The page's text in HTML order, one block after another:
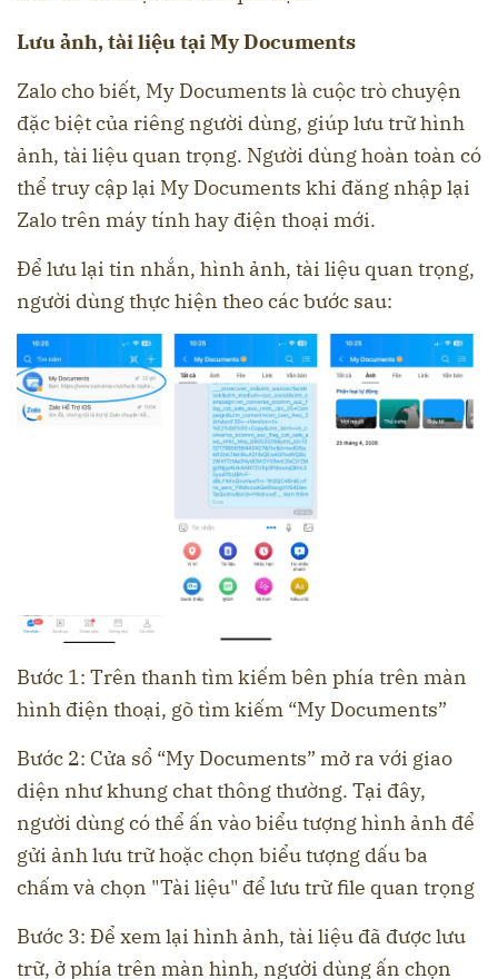
Lưu ảnh, tài liệu tại My Documents
Zalo cho biết, My Documents là cuộc trò chuyện
đặc biệt của riêng người dùng, giúp lưu trữ hình
ảnh, tài liệu quan trọng. Người dùng hoàn toàn có
thể truy cập lại My Documents khi đăng nhập lại
Zalo trên máy tính hay điện thoại mới.
Để lưu lại tin nhắn, hình ảnh, tài liệu quan trọng,
người dùng thực hiện theo các bước sau:
Bước 1: Trên thanh tìm kiếm bên phía trên màn
hình điện thoại, gõ tìm kiếm “My Documents”
Bước 2: Cửa sổ “My Documents” mở ra với giao
diện như khung chat thông thường. Tại đây,
người dùng có thể ấn vào biểu tượng hình ảnh để
gửi ảnh lưu trữ hoặc chọn biểu tượng dấu ba
chấm và chọn "Tài liệu" để lưu trữ file quan trọng
Bước 3: Để xem lại hình ảnh, tài liệu đã được lưu
trữ, ở phía trên màn hình, người dùng ấn chọn